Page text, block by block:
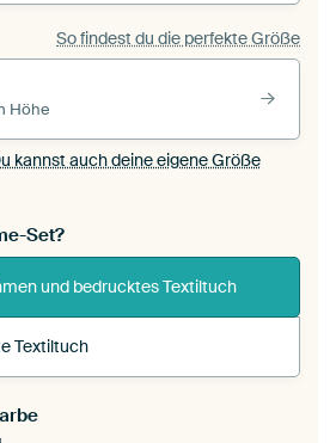
So findest du die perfekte Größe
Höhe
kannst auch deine eigene Größe
Set?
und bedrucktes Textiltuch
Textiltuch
wechselbaren Textiltuch in